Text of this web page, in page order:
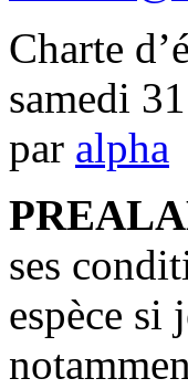
Charte
samedi
par alpha
ses
espèce si